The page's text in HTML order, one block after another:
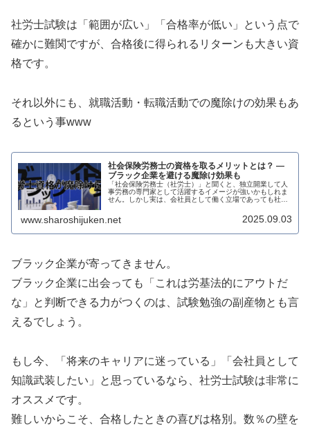
社労士試験は「範囲が広い」「合格率が低い」という点で
確かに難関ですが、合格後に得られるリターンも大きい資
格です。
それ以外にも、就職活動・転職活動での魔除けの効果もあ
るという事www
社会保険労務士の資格を取るメリットとは？ ―
ブラック企業を避ける魔除け効果も
「社会保険労務士（社労士）」と聞くと、独立開業して人
事労務の専門家として活躍するイメージが強いかもしれま
せん。しかし実は、会社員として働く立場であっても社労
www.sharoshijuken.net 2025.09.03
ブラック企業が寄ってきません。
ブラック企業に出会っても「これは労基法的にアウトだ
な」と判断できる力がつくのは、試験勉強の副産物とも言
えるでしょう。
もし今、「将来のキャリアに迷っている」「会社員として
知識武装したい」と思っているなら、社労士試験は非常に
オススメです。
難しいからこそ、合格したときの喜びは格別。数％の壁を